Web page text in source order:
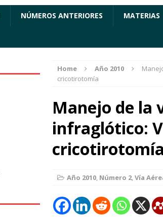
NÚMEROS ANTERIORES MATERIAS
Home Año 2010
cricotirotomía
Manejo de la
infraglótico:
cricotirotomía
Año 2010, Número 2,Vía